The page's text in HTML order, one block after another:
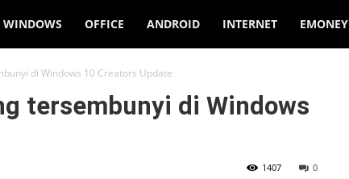
WINDOWS OFFICE ANDROID INTERNET EMONEY
di Windows 10 Creators Update
tersembunyi di Windows
0
1407